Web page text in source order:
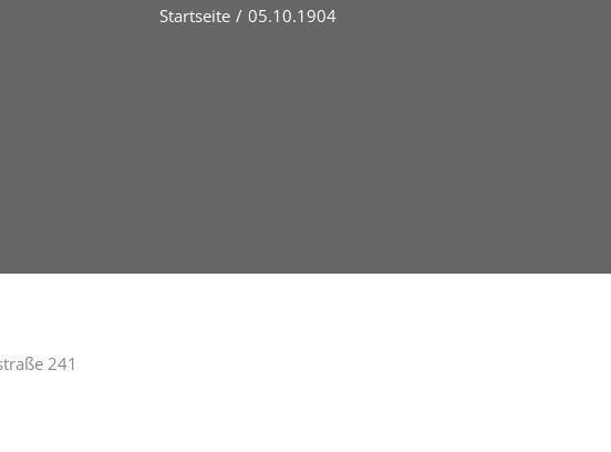
Startseite / 05.10.1904
241